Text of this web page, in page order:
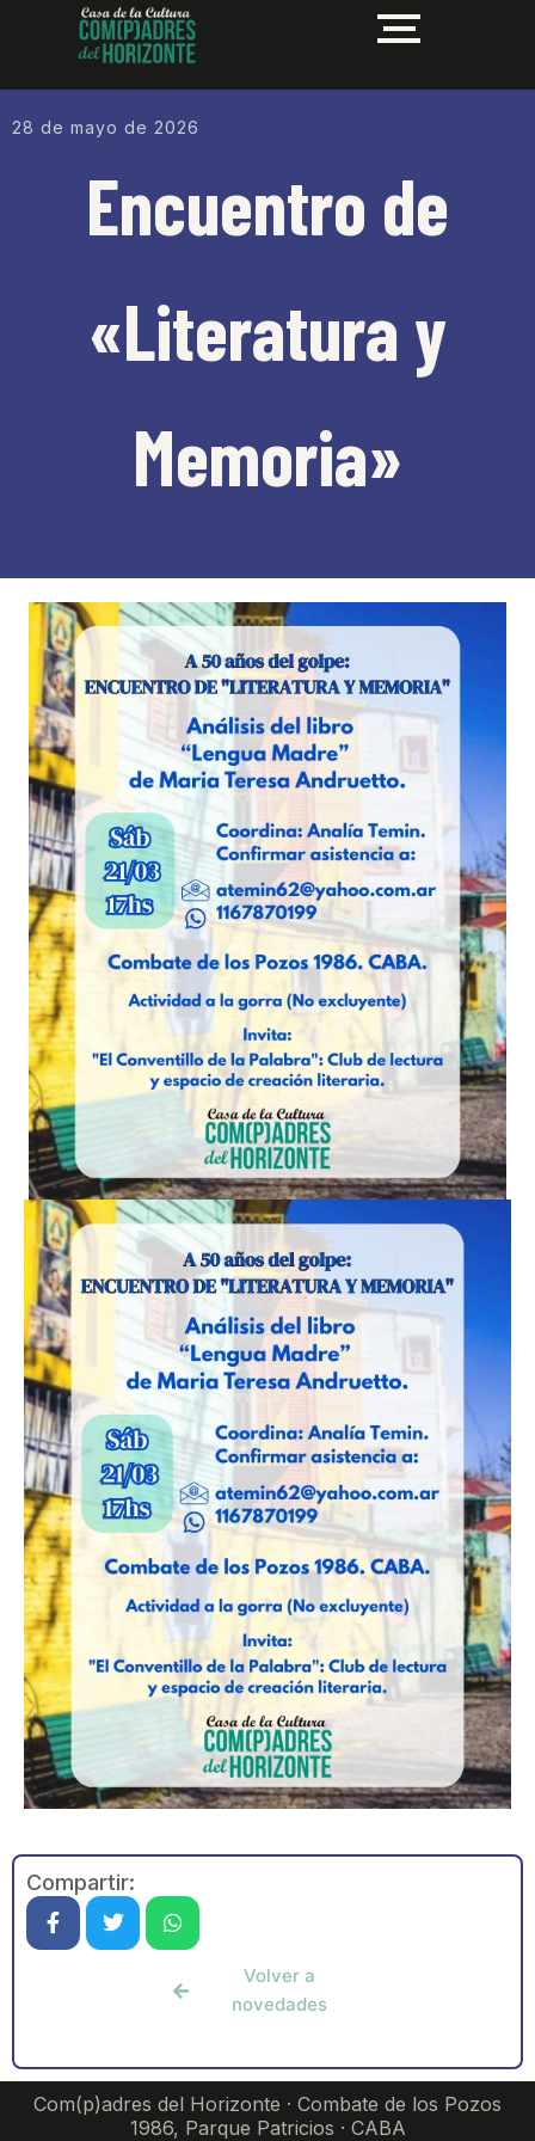
28 de mayo de 2026
Encuentro de
«Literatura y
Memoria»
Compartir:
Volver a
novedades
Com(p)adres del Horizonte · Combate de los Pozos
1986, Parque Patricios · CABA